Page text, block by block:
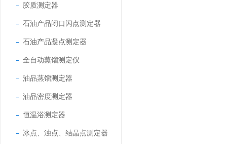
胶质测定器
石油产品闭口闪点测定器
石油产品凝点测定器
全自动蒸馏测定仪
油品蒸馏测定器
油品密度测定器
恒温浴测定器
冰点、浊点、结晶点测定器